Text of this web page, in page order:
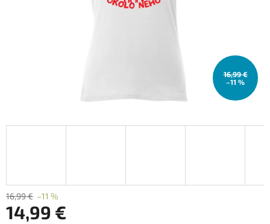
16,99 €
–11 %
16,99 € –11 %
14,99 €